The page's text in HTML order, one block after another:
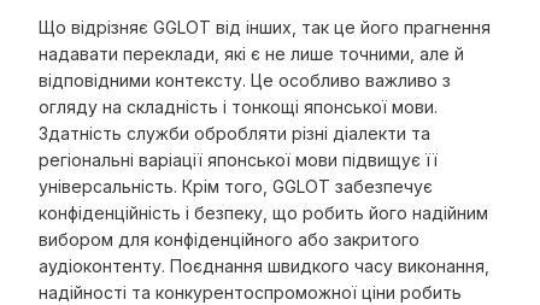
Що відрізняє GGLOT від інших, так це його прагнення
надавати переклади, які є не лише точними, але й
відповідними контексту. Це особливо важливо з
огляду на складність і тонкощі японської мови.
Здатність служби обробляти різні діалекти та
регіональні варіації японської мови підвищує її
універсальність. Крім того, GGLOT забезпечує
конфіденційність і безпеку, що робить його надійним
вибором для конфіденційного або закритого
аудіоконтенту. Поєднання швидкого часу виконання,
надійності та конкурентоспроможної ціни робить